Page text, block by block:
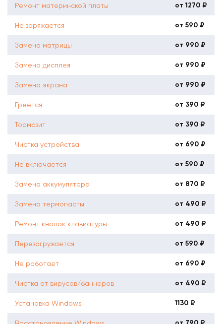
Ремонт материнской платы от 1270 ₽
Не заряжается от 590 ₽
Замена матрицы от 990 ₽
Замена дисплея от 990 ₽
Замена экрана от 990 ₽
Греется от 390 ₽
Тормозит от 390 ₽
Чистка устройства от 690 ₽
Не включается от 590 ₽
Замена аккумулятора от 870 ₽
Замена термопасты от 490 ₽
Ремонт кнопок клавиатуры от 490 ₽
Перезагружается от 590 ₽
Не работает от 690 ₽
Чистка от вирусов/баннеров от 490 ₽
Установка Windows 1130 ₽